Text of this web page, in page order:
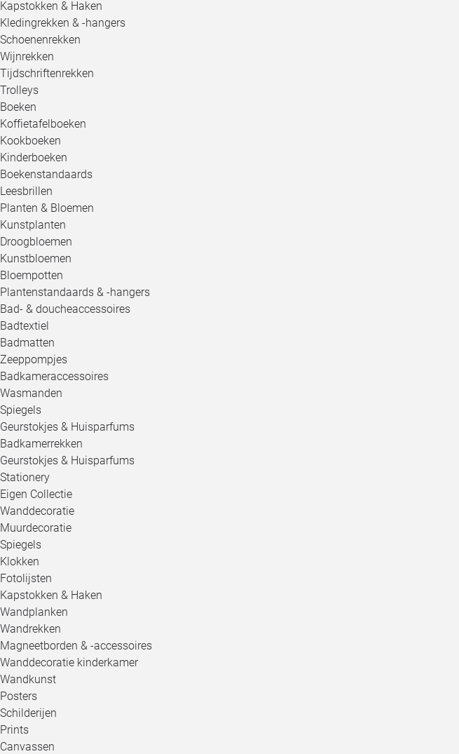
Kapstokken & Haken
Kledingrekken & -hangers
Schoenenrekken
Wijnrekken
Tijdschriftenrekken
Trolleys
Boeken
Koffietafelboeken
Kookboeken
Kinderboeken
Boekenstandaards
Leesbrillen
Planten & Bloemen
Kunstplanten
Droogbloemen
Kunstbloemen
Bloempotten
Plantenstandaards & -hangers
Bad- & doucheaccessoires
Badtextiel
Badmatten
Zeeppompjes
Badkameraccessoires
Wasmanden
Spiegels
Geurstokjes & Huisparfums
Badkamerrekken
Geurstokjes & Huisparfums
Stationery
Eigen Collectie
Wanddecoratie
Muurdecoratie
Spiegels
Klokken
Fotolijsten
Kapstokken & Haken
Wandplanken
Wandrekken
Magneetborden & -accessoires
Wanddecoratie kinderkamer
Wandkunst
Posters
Schilderijen
Prints
Canvassen